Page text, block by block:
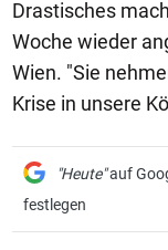
Drastisches
Woche wieder
Wien. "Sie
Krise in unsere
"Heute"auf
festlegen
1/10